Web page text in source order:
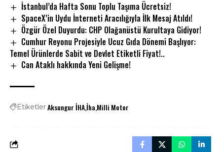
İstanbul’da Hafta Sonu Toplu Taşıma Ücretsiz!
SpaceX’in Uydu İnterneti Aracılığıyla İlk Mesaj Atıldı!
Özgür Özel Duyurdu: CHP Olağanüstü Kurultaya Gidiyor!
Cumhur Reyonu Projesiyle Ucuz Gıda Dönemi Başlıyor:
Temel Ürünlerde Sabit ve Devlet Etiketli Fiyat!..
Can Ataklı hakkında Yeni Gelişme!
EtiketlerAksungur İHAİha Milli Motor